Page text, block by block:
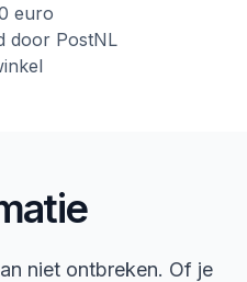
euro
door PostNL
niet ontbreken. Of je